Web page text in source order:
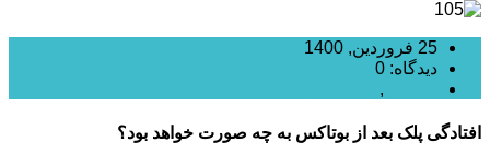
25 فروردین, 1400
دیدگاه: 0
,
افتادگی پلک بعد از بوتاکس به چه صورت خواهد بود؟